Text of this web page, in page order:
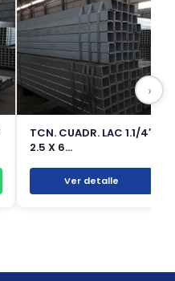
TCN. CUADR. LAC 1.1/4″ X
2.5 X 6…
Ver detalle
›